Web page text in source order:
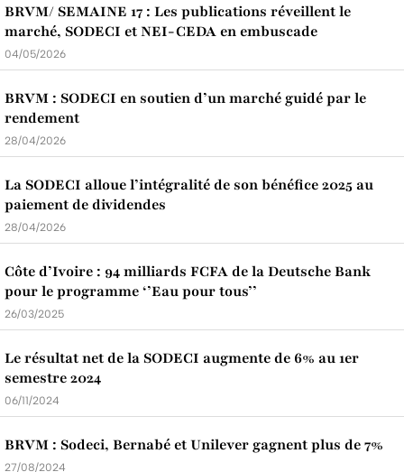
BRVM/ SEMAINE 17 : Les publications réveillent le
marché, SODECI et NEI-CEDA en embuscade
04/05/2026
BRVM : SODECI en soutien d’un marché guidé par le
rendement
28/04/2026
La SODECI alloue l’intégralité de son bénéfice 2025 au
paiement de dividendes
28/04/2026
Côte d’Ivoire : 94 milliards FCFA de la Deutsche Bank
pour le programme ‘’Eau pour tous’’
26/03/2025
Le résultat net de la SODECI augmente de 6% au 1er
semestre 2024
06/11/2024
BRVM : Sodeci, Bernabé et Unilever gagnent plus de 7%
27/08/2024